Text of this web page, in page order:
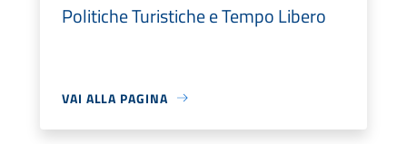
Politiche Turistiche e Tempo Libero
VAI ALLA PAGINA